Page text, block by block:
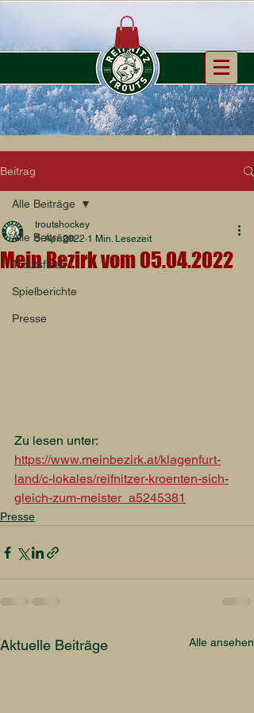
Beitrag
Alle Beiträge
Troutsflash
Spielberichte
Presse
Alle Beiträge
Mein Bezirk vom 05.04.2022
troutshockey
5. Apr. 2022 1 Min. Lesezeit
Zu lesen unter:
https://www.meinbezirk.at/klagenfurt-
land/c-lokales/reifnitzer-kroenten-sich-
gleich-zum-meister_a5245381
Presse
Aktuelle Beiträge Alle ansehen